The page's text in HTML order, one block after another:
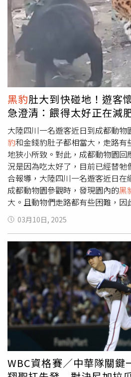
驗記憶，這樣5：1時間久了，就
那些不舒服的，很像是月球繞地
憂鬱了不開心了。那怎麼辦呢！
1這裡久一點，讓這個1長大。生
集好笑的影片，打開檔案看見笑
這個1長大。另外更穩定又有力量
既然因為負向偏誤所以大腦設計
己負責超帥氣的行動反過來變1：5
一次兩次的感恩練習，一天兩天三
的行動來每天持續反轉，到後來，
起來會洗臉刷牙般的每天自然的
習，我們很著地的安穩的把大腦訓
新中央處理器。〈五十秒超短版
吸，問自己：「今天，有沒有什
身旁的人照顧感覺到安心美好的時
的……」本文來源：《改變心理學
讀】你習慣記錄情緒嗎？ 研究：
感、減少憂鬱心情不好怎排解？
情緒https://
id=64726
避開乳糖不耐症引起的腹瀉、腹
數」就應進行篩檢 2觀念護腸道
得會致癌，但卻會加速人體新陳
物，而且無論酒精攝取多寡都一
多勸大家用「不喝酒」取代「少
烤等食物更是會促進人體製造過
透露，我們看到許多罹患大腸癌
酒脫不了關係。在對民眾的衛生
「垃圾桶理論」。我們的大直腸是
垃圾桶。有的垃圾桶出產的品質不
是先天遺傳的大腸癌體質。而再好
總是會出問題，這就是為什麼他總
大腸直腸癌篩檢的原因。要維持
是「你丟了什麼垃圾？」和「有
總是丟會黏垃圾桶的垃圾，垃圾桶
是乾爽易倒除的垃圾，或經常用纖
當然可長保乾淨。（內容授權提
讀】沒家族史、飲食清淡仍罹癌
揪出腸癌公費大腸癌篩檢對象擴
少、3去」顧腸道
https://www.healthnews.com.tw/
id=64742
會是動物。」恰巧與ARKis諾亞方
而8位成員分別代表，老鷹、鹿、
蛇、豹和長頸鹿，團員們都認為
認為Alex如老鷹般敏銳，可以很
即使自己狀態不好也能馬上調整
東翰平常吵吵鬧鬧的樣子，像極
攻擊想侵犯領地的人類，讓東翰
專輯簽唱會，團員們火力全開，
future〉和〈末日有我〉兩首歌曲
先前預告會化身「末日王子」的他
行加冕儀式，為彼此戴上皇冠慶祝
績。被問到8位王子誰最有王者風
得2票，隊長Alex拿下4票，而同樣
形容：「雖然同屬皇室成員，但
個神秘王國的王子，要比喻的話就
達一樣。」而時常忘東忘西的東翰
理由相當歪樓，「因為Vin姓黃…
錢，身為一個王子，富有程度非
逗樂全場。ARKis為彼此戴上皇冠
績。（圖／林士傑攝）首次的簽唱
情，隊長Alex今天凌晨6點就起床
Alex也說：「因為是比賽出來的，
問到誰有偶包，李東翰爆料禾雁
前妝容一定要最完美。Alex也補
王子。」黃崇峻跟進說李東翰對
自己招認：「我在家裡會點香氛蠟
息。」在被問到是否幻想自己是
啊」。ARKis化身「末日王子」讓
「王子病」？李定以3票奪冠、禾
李定笑說：「我真的滿需要大家照
氣，所以非常貼切。」雁凱則是每
黑豹肚大到快碰地！遊
急澄清：餵得太好正在減
大陸四川一名遊客近日到成都動物
豹和金錢豹肚子都相當大，走路有
地狹小所致。對此，成都動物園
況是因為吃太好了，目前已經替
合報導，大陸四川一名遊客近日在
成都動物園參觀時，發現園內的黑
大。且動物們走路都有些困難，因
所致。對此，成都動物園回應，
況，主要是因為吃得太好了，不
前正在安排牠們減肥，會減少牛
也引起網友熱議，紛紛留言表示「
哈哈哈」、「昨天剛去，嚇我一
老虎豹子河馬…一個個肚子都掉地
豹了」、「動物也要控制飲食呀
為是懷上了，結果是吃太胖，求牠
03月10日, 2025
WBC資格賽／中華隊關鍵